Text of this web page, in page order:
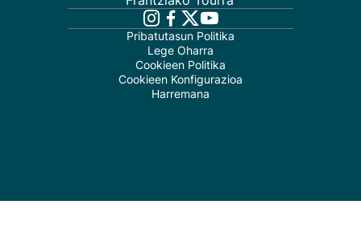
Pribatutasun Politika
Lege Oharra
Cookieen Politika
Cookieen Konfigurazioa
Harremana